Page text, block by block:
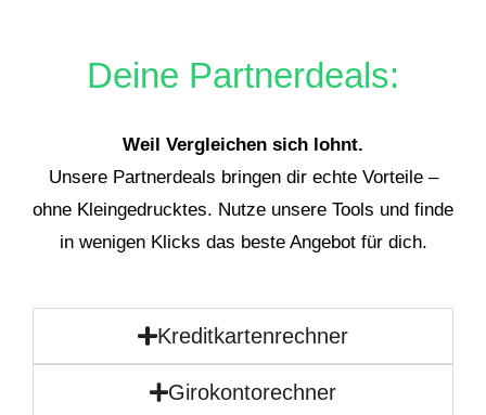
Deine Partnerdeals:
Weil Vergleichen sich lohnt.
Unsere Partnerdeals bringen dir echte Vorteile –
ohne Kleingedrucktes. Nutze unsere Tools und finde
in wenigen Klicks das beste Angebot für dich.
Kreditkartenrechner
Girokontorechner